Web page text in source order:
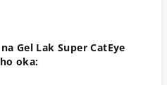
Gel Lak Super CatEye
oka: